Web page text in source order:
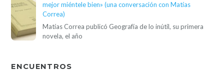
mejor miéntele bien» (una conversación con Matías
Correa)
Matías Correa publicó Geografía de lo inútil, su primera
novela, el año
ENCUENTROS